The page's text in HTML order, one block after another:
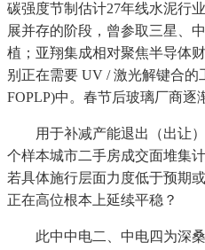
碳强度节制估计27年线水泥行
展并存的阶段，曾参取三星、
植；亚翔集成相对聚焦半导体
别正在需要 UV / 激光解键合的
FOPLP)中。春节后玻璃厂商逐
用于补减产能退出（出让）
个样本城市二手房成交面堆集
若具体施行层面力度低于预期
正在高位根本上延续平稳？
此中中电二、中电四为深桑